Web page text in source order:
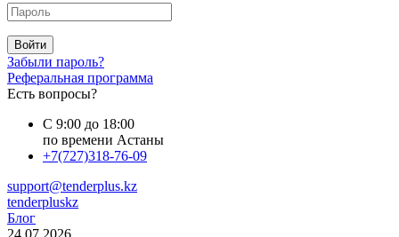
Войти
Забыли пароль?
Реферальная программа
Есть вопросы?
С 9:00 до 18:00
по времени Астаны
+7(727)318-76-09
support@tenderplus.kz
tenderpluskz
Блог